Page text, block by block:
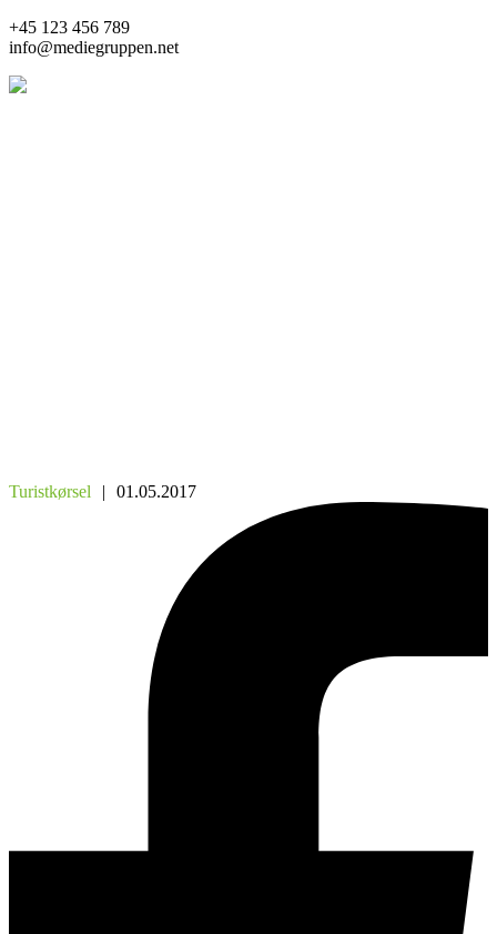
+45 123 456 789
info@mediegruppen.net
Turistkørsel | 01.05.2017